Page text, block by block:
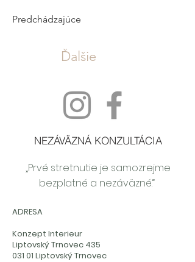
Predchádzajúce
Ďalšie
NEZÁVÄZNÁ KONZULTÁCIA
„Prvé stretnutie je samozrejme
bezplatné a nezáväzné.“
ADRESA
Konzept Interieur
Liptovský Trnovec 435
031 01 Liptovský Trnovec